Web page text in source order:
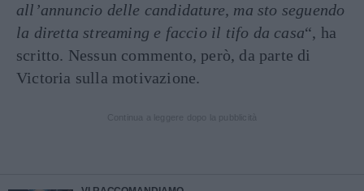
all’annuncio delle candidature, ma sto seguendo
la diretta streaming e faccio il tifo da casa“, ha
scritto. Nessun commento, però, da parte di
Victoria sulla motivazione.